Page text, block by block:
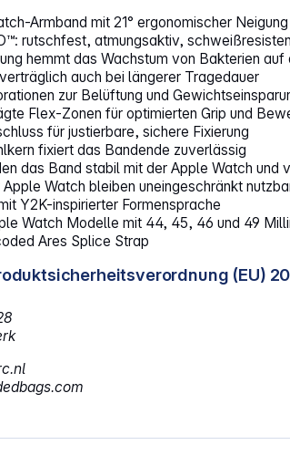
Armband mit 21° ergonomischer
rutschfest, atmungsaktiv,
hemmt das Wachstum von Bakterien
auch bei längerer Tragedauer
zur Belüftung und
Flex-Zonen für optimierten Grip und
für justierbare, sichere Fixierung
fixiert das Bandende zuverlässig
das Band stabil mit der Apple Watch und
Watch bleiben uneingeschränkt
Y2K-inspirierter Formensprache
Watch Modelle mit 44, 45, 46 und 49
Ares Splice Strap
(EU)